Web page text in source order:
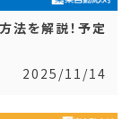
法を解説！予定
2025/11/14